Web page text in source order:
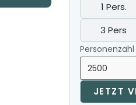
1 Pers.
3 Pers
JETZT